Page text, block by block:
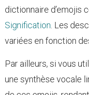
dictionnaire d’emojis
Signification. Les
variées en fonction
Par ailleurs, si vous
une synthèse vocale